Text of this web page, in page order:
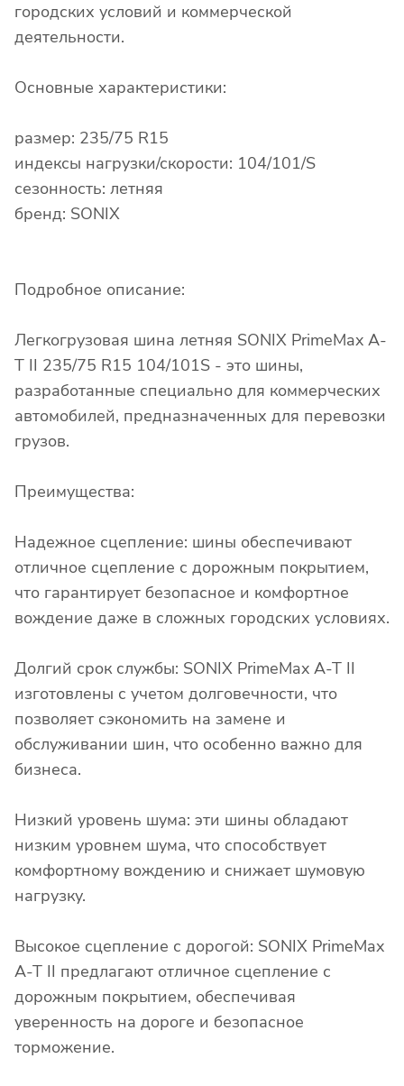
городских условий и коммерческой
деятельности.
Основные характеристики:
размер: 235/75 R15
индексы нагрузки/скорости: 104/101/S
сезонность: летняя
бренд: SONIX
Подробное описание:
Легкогрузовая шина летняя SONIX PrimeMax A-
T II 235/75 R15 104/101S - это шины,
разработанные специально для коммерческих
автомобилей, предназначенных для перевозки
грузов.
Преимущества:
Надежное сцепление: шины обеспечивают
отличное сцепление с дорожным покрытием,
что гарантирует безопасное и комфортное
вождение даже в сложных городских условиях.
Долгий срок службы: SONIX PrimeMax A-T II
изготовлены с учетом долговечности, что
позволяет сэкономить на замене и
обслуживании шин, что особенно важно для
бизнеса.
Низкий уровень шума: эти шины обладают
низким уровнем шума, что способствует
комфортному вождению и снижает шумовую
нагрузку.
Высокое сцепление с дорогой: SONIX PrimeMax
A-T II предлагают отличное сцепление с
дорожным покрытием, обеспечивая
уверенность на дороге и безопасное
торможение.